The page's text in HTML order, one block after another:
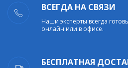
ВСЕГДА НА СВЯЗИ
Наши эксперты всегда
онлайн или в офисе.
БЕСПЛАТНАЯ